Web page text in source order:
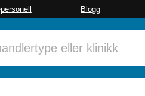
Blogg